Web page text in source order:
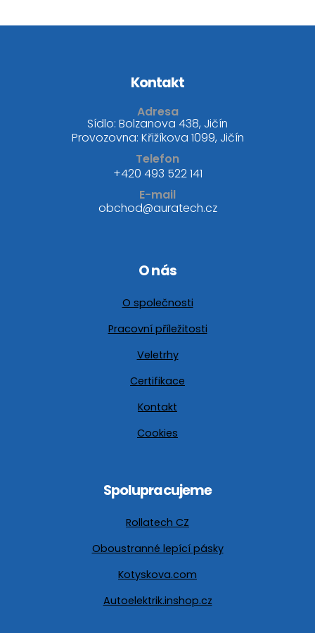
Kontakt
Adresa
Sídlo: Bolzanova 438, Jičín
Provozovna: Křižíkova 1099, Jičín
Telefon
+420 493 522 141
E-mail
obchod@auratech.cz
O nás
O společnosti
Pracovní příležitosti
Veletrhy
Certifikace
Kontakt
Cookies
Spolupracujeme
Rollatech CZ
Oboustranné lepící pásky
Kotyskova.com
Autoelektrik.inshop.cz